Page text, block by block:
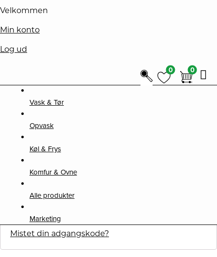
Hop
Velkommen
Min konto
Log ud
0
0 0
0
Vask & Tør
Opvask
Køl & Frys
Komfur & Ovne
Alle produkter
Marketing
Log ind
Brugernavn eller e-mailadresse
Adgangskode*
LOG IND
Mistet din adgangskode?